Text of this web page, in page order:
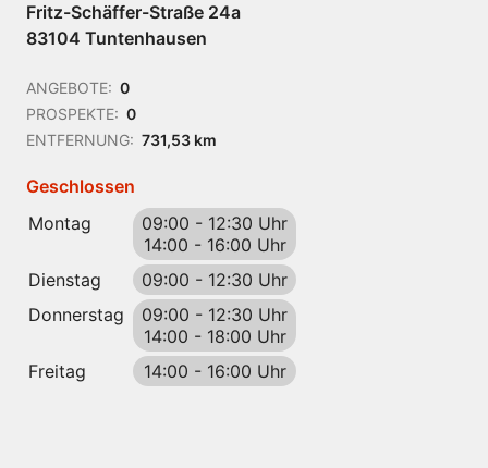
Fritz-Schäffer-Straße 24a
83104 Tuntenhausen
ANGEBOTE: 0
PROSPEKTE: 0
ENTFERNUNG: 731,53 km
Geschlossen
Montag
09:00 - 12:30 Uhr
14:00 - 16:00 Uhr
Dienstag
09:00 - 12:30 Uhr
Donnerstag
09:00 - 12:30 Uhr
14:00 - 18:00 Uhr
Freitag
14:00 - 16:00 Uhr